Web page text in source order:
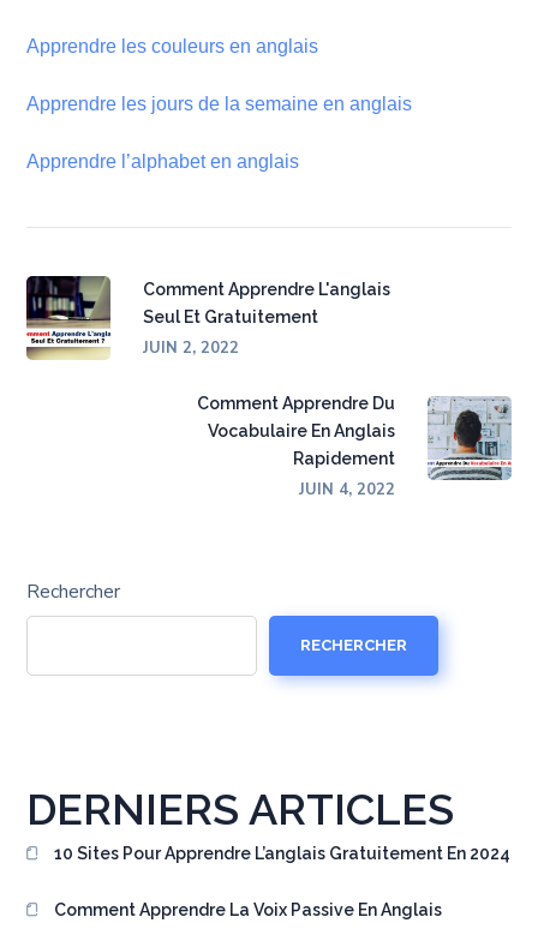
Apprendre les couleurs en anglais
Apprendre les jours de la semaine en anglais
Apprendre l’alphabet en anglais
Comment Apprendre L'anglais
Seul Et Gratuitement
JUIN 2, 2022
Comment Apprendre Du
Vocabulaire En Anglais
Rapidement
JUIN 4, 2022
Rechercher
RECHERCHER
DERNIERS ARTICLES
10 Sites Pour Apprendre L’anglais Gratuitement En 2024
Comment Apprendre La Voix Passive En Anglais